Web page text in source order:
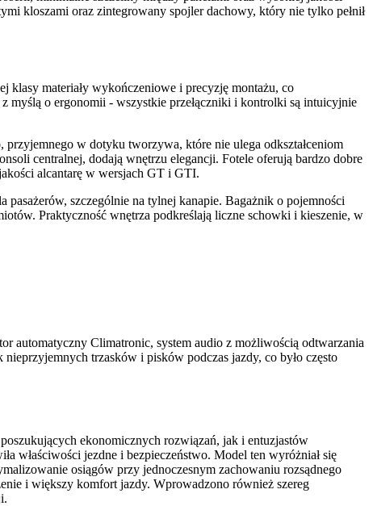
kloszami oraz zintegrowany spojler dachowy, który nie tylko pełnił
klasy materiały wykończeniowe i precyzję montażu, co
myślą o ergonomii - wszystkie przełączniki i kontrolki są intuicyjnie
w dotyku tworzywa, które nie ulega odkształceniom
centralnej, dodają wnętrzu elegancji. Fotele oferują bardzo dobre
alcantarę w wersjach GT i GTI.
pasażerów, szczególnie na tylnej kanapie. Bagażnik o pojemności
Praktyczność wnętrza podkreślają liczne schowki i kieszenie, w
automatyczny Climatronic, system audio z możliwością odtwarzania
trzasków i pisków podczas jazdy, co było często
ekonomicznych rozwiązań, jak i entuzjastów
właściwości jezdne i bezpieczeństwo. Model ten wyróżniał się
osiągów przy jednoczesnym zachowaniu rozsądnego
i większy komfort jazdy. Wprowadzono również szereg